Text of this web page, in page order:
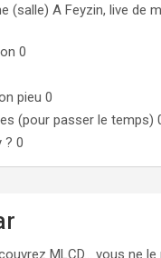
(salle) A Feyzin, live de
0
pieu 0
(pour passer le temps)
? 0
MLCD… vous ne